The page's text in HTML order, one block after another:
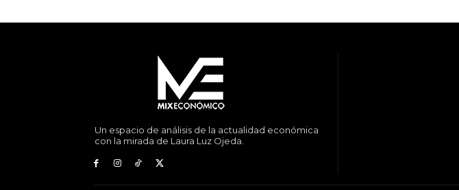
Un espacio de análisis de la actualidad económica
con la mirada de Laura Luz Ojeda.